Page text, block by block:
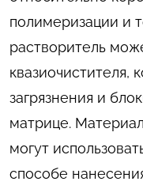
полимеризации и
растворитель
квазиочистителя,
загрязнения и
матрице.
могут
способе